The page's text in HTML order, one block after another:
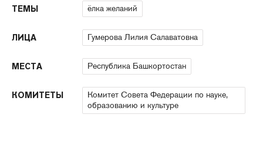
ТЕМЫ ёлка желаний
ЛИЦА Гумерова Лилия Салаватовна
МЕСТА Республика Башкортостан
КОМИТЕТЫ
Комитет Совета Федерации по науке,
образованию и культуре